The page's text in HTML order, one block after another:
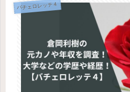
バチェロレッテ４